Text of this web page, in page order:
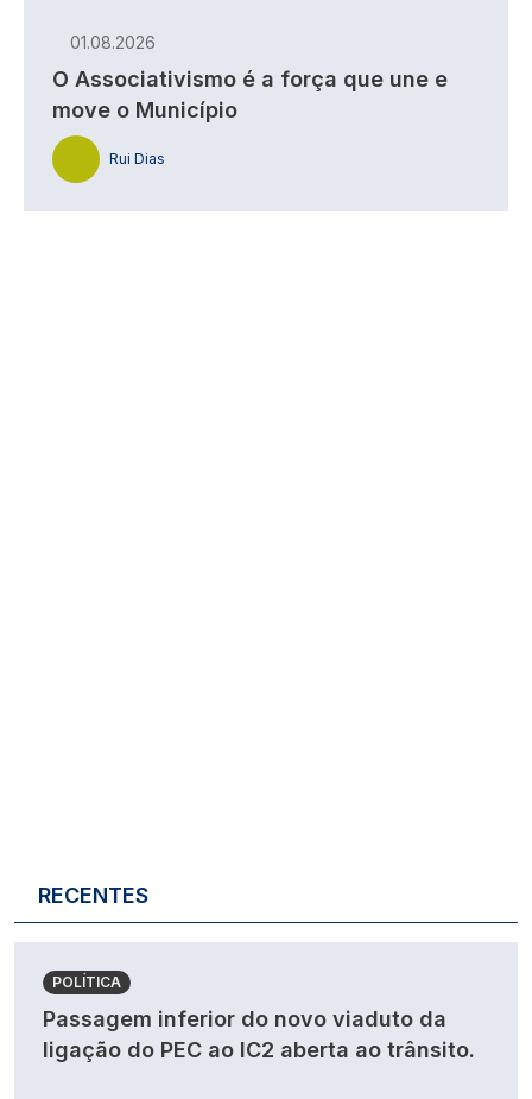
01.08.2026
O Associativismo é a força que une e
move o Município
Rui Dias
RECENTES
POLÍTICA
Passagem inferior do novo viaduto da
ligação do PEC ao IC2 aberta ao trânsito.